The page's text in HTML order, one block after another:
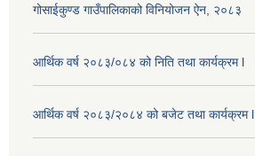
गोसाईकुण्ड गाउँपालिकाको विनियोजन ऐन, २०८३
आर्थिक वर्ष २०८३/०८४ को निति तथा कार्यक्रम l
आर्थिक वर्ष २०८३/२०८४ को बजेट तथा कार्यक्रम l